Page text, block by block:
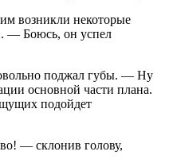
возникли некоторые
— Боюсь, он успел
поджал губы. — Ну
основной части плана.
подойдет
— склонив голову,